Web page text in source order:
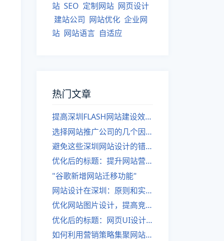
站 SEO 定制网站 网页设计
建站公司 网站优化 企业网
站 网站语言 自适应
热门文章
提高深圳FLASH网站建设效率的建议
选择网站推广公司的几个因素
避免这些深圳网站设计的错误
优化后的标题：提升网站营销绩效的策略
"谷歌新增网站迁移功能"
网站设计在深圳：原则和实践
优化网站图片设计，提高竞争力
优化后的标题：网页UI设计与APP UI设计应用软件
如何利用营销策略集聚网站流量